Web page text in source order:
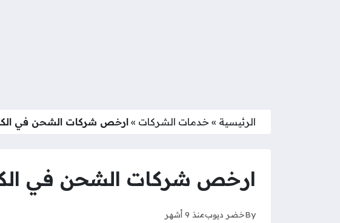
الرئيسية » خدمات الشركات »ارخص شركات الشحن في
ارخص شركات الشحن في الكويت
Byخضر ديوبمنذ 9 أشهر